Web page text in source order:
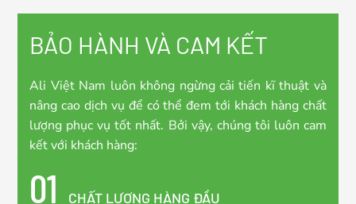
BẢO HÀNH VÀ CAM KẾT
Ali Việt Nam luôn không ngừng cải tiến kĩ thuật và
nâng cao dịch vụ để có thể đem tới khách hàng chất
lượng phục vụ tốt nhất. Bởi vậy, chúng tôi luôn cam
kết với khách hàng:
01
CHẤT LƯỢNG HÀNG ĐẦU